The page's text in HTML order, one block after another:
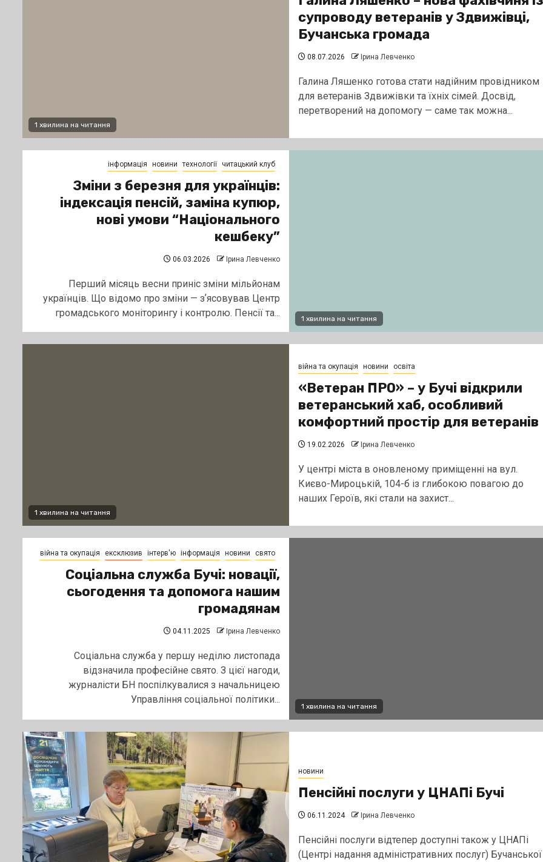
1 хвилина на читання
супроводу ветеранів у Здвижівці,
Бучанська громада
08.07.2026 Ірина Левченко
Галина Ляшенко готова стати надійним провідником
для ветеранів Здвижівки та їхніх сімей. Досвід,
перетворений на допомогу — саме так можна...
1 хвилина на читання
інформація новини технології читацький клуб
Зміни з березня для українців:
індексація пенсій, заміна купюр,
нові умови “Національного
кешбеку”
06.03.2026 Ірина Левченко
Перший місяць весни приніс зміни мільйонам
українців. Що відомо про зміни — зʼясовував Центр
громадського моніторингу і контролю. Пенсії та...
1 хвилина на читання
війна та окупація новини освіта
«Ветеран ПРО» – у Бучі відкрили
ветеранський хаб, особливий
комфортний простір для ветеранів
19.02.2026 Ірина Левченко
У центрі міста в оновленому приміщенні на вул.
Києво-Мироцькій, 104-б із глибокою повагою до
наших Героїв, які стали на захист...
1 хвилина на читання
війна та окупація ексклюзив інтерв'ю інформація новини свято
Соціальна служба Бучі: новації,
сьогодення та допомога нашим
громадянам
04.11.2025 Ірина Левченко
Соціальна служба у першу неділю листопада
відзначила професійне свято. З цієї нагоди,
журналісти БН поспілкувалися з начальницею
Управління соціальної політики...
новини
Пенсійні послуги у ЦНАПі Бучі
06.11.2024 Ірина Левченко
Пенсійні послуги відтепер доступні також у ЦНАПі
(Центрі надання адміністративних послуг) Бучанської